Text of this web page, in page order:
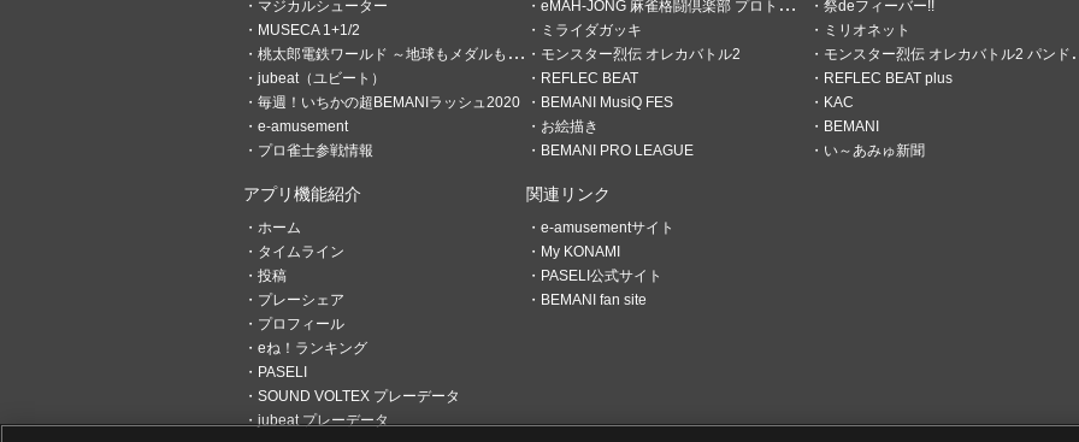
マジカルシューター
eMAH-JONG 麻雀格闘倶楽部 プロトーナメント
祭deフィーバー!!
MUSECA 1+1/2
ミライダガッキ
ミリオネット
桃太郎電鉄ワールド ～地球もメダルもまわってる！～
モンスター烈伝 オレカバトル2
モンスター烈伝 オレカバトル2 パンドラのメダル
jubeat（ユビート）
REFLEC BEAT
REFLEC BEAT plus
毎週！いちかの超BEMANIラッシュ2020
BEMANI MusiQ FES
KAC
e-amusement
お絵描き
BEMANI
プロ雀士参戦情報
BEMANI PRO LEAGUE い～あみゅ新聞
アプリ機能紹介
ホーム
タイムライン
投稿
プレーシェア
プロフィール
eね！ランキング
PASELI
SOUND VOLTEX プレーデータ
jubeat プレーデータ
関連リンク
e-amusementサイト
My KONAMI
PASELI公式サイト
BEMANI fan site